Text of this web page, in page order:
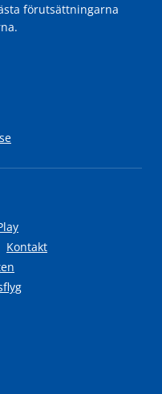
förutsättningarna
Kontakt